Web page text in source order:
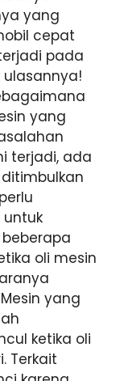
yang
cepat
pada
ulasannya!
yang
terjadi, ada
oli mesin
yang
ketika oli
Terkait